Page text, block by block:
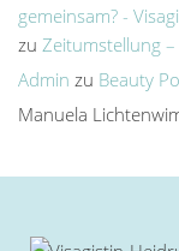
gemeinsam? -
zu Zeitumstellung
Admin zu Beauty
Manuela